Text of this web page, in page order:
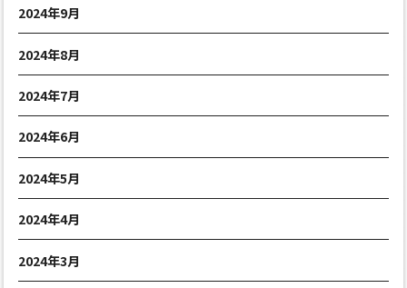
2024年9月
2024年8月
2024年7月
2024年6月
2024年5月
2024年4月
2024年3月